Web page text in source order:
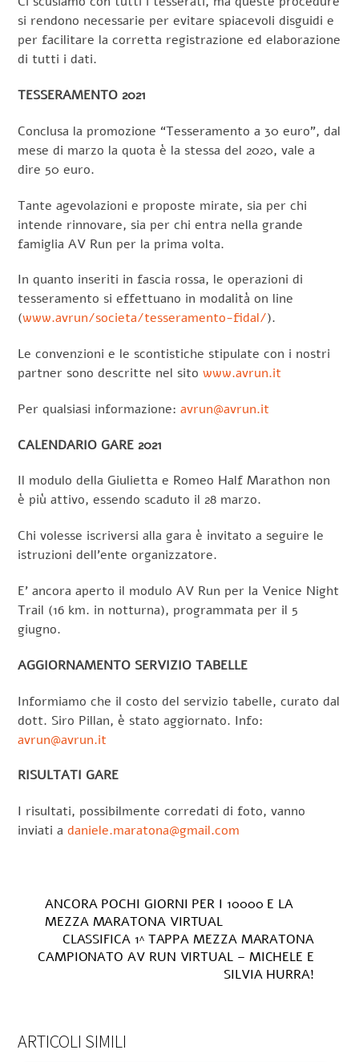
si rendono necessarie per evitare spiacevoli disguidi e
per facilitare la corretta registrazione ed elaborazione
di tutti i dati.
TESSERAMENTO 2021
Conclusa la promozione “Tesseramento a 30 euro”, dal
mese di marzo la quota è la stessa del 2020, vale a
dire 50 euro.
Tante agevolazioni e proposte mirate, sia per chi
intende rinnovare, sia per chi entra nella grande
famiglia AV Run per la prima volta.
In quanto inseriti in fascia rossa, le operazioni di
tesseramento si effettuano in modalità on line
(www.avrun/societa/tesseramento-fidal/).
Le convenzioni e le scontistiche stipulate con i nostri
partner sono descritte nel sitowww.avrun.it
Per qualsiasi informazione:avrun@avrun.it
CALENDARIO GARE 2021
Il modulo della Giulietta e Romeo Half Marathon non
è più attivo, essendo scaduto il 28 marzo.
Chi volesse iscriversi alla gara è invitato a seguire le
istruzioni dell’ente organizzatore.
E’ ancora aperto il modulo AV Run per la Venice Night
Trail (16 km. in notturna), programmata per il 5
giugno.
AGGIORNAMENTO SERVIZIO TABELLE
Informiamo che il costo del servizio tabelle, curato dal
dott. Siro Pillan, è stato aggiornato. Info:
avrun@avrun.it
RISULTATI GARE
I risultati, possibilmente corredati di foto, vanno
inviati adaniele.maratona@gmail.com
ANCORA POCHI GIORNI PER I 10000 E LA
MEZZA MARATONA VIRTUAL
CLASSIFICA 1^ TAPPA MEZZA MARATONA
CAMPIONATO AV RUN VIRTUAL – MICHELE E
SILVIA HURRA!
ARTICOLI SIMILI